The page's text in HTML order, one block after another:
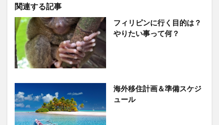
関連する記事
フィリピンに行く目的は？
やりたい事って何？
海外移住計画＆準備スケジ
ュール